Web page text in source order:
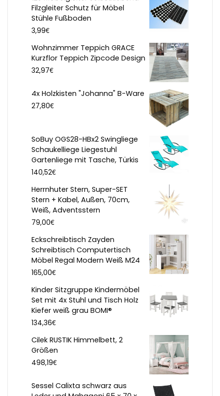
Filzgleiter Schutz für Möbel
Stühle Fußboden
3,99€
Wohnzimmer Teppich GRACE
Kurzflor Teppich Zipcode Design
32,97€
4x Holzkisten "Johanna" B-Ware
27,80€
SoBuy OGS28-HBx2 Swingliege
Schaukelliege Liegestuhl
Gartenliege mit Tasche, Türkis
140,52€
Herrnhuter Stern, Super-SET
Stern + Kabel, Außen, 70cm,
Weiß, Adventsstern
79,00€
Eckschreibtisch Zayden
Schreibtisch Computertisch
Möbel Regal Modern Weiß M24
165,00€
Kinder Sitzgruppe Kindermöbel
Set mit 4x Stuhl und Tisch Holz
Kiefer weiß grau BOMI®
134,36€
Cilek RUSTIK Himmelbett, 2
Größen
498,19€
Sessel Calixta schwarz aus